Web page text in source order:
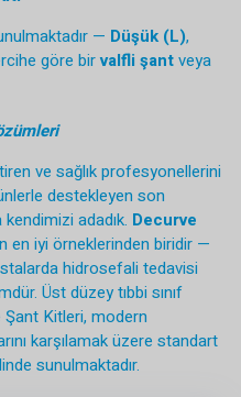
— Düşük (L),
göre birvalfli şantveya
ve sağlık profesyonellerini
destekleyen son
adadık. Decurve
en iyi örneklerinden biridir —
hidrosefali tedavisi
Üst düzey tıbbi sınıf
Kitleri, modern
karşılamak üzere standart
sunulmaktadır.